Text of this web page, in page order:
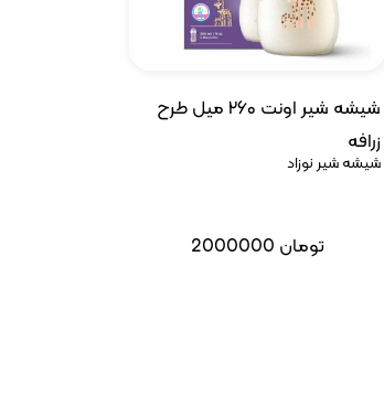
شیشه شیر اونت ۲۶۰ میل طرح
زرافه
شیشه شیر نوزاد
2000000 تومان